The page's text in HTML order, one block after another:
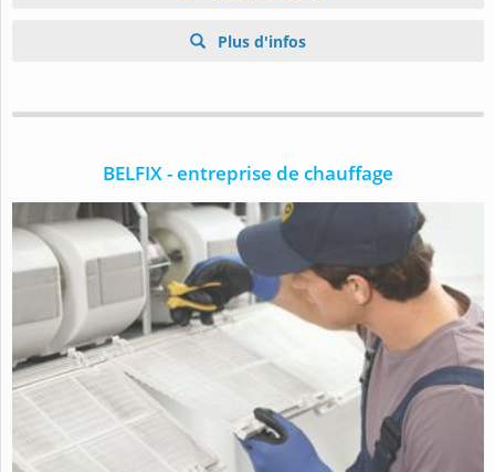
Plus d'infos
BELFIX - entreprise de chauffage